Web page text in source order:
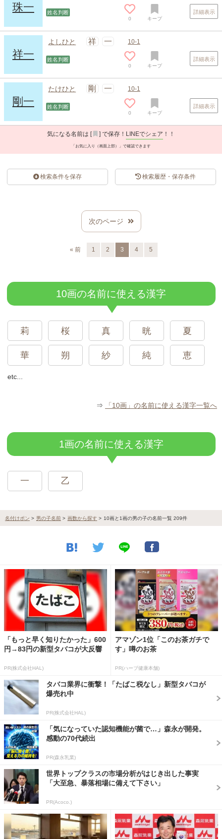
珠一 姓名判断
0 キープ
詳細表示
祥一
よしひと 祥 一 10-1
姓名判断
0 キープ
詳細表示
剛一
たけひと 剛 一 10-1
姓名判断
0 キープ
詳細表示
気になる名前は [ ] で保存！ LINEでシェア ！！
「お気に入り（画面上部）」で確認できます
検索条件を保存 検索履歴・保存条件
次のページ
« 前 1 2 3 4 5
10画の名前に使える漢字
莉 桜 真 晄 夏
華 朔 紗 純 恵
etc...
⇒ 「10画」の名前に使える漢字一覧へ
1画の名前に使える漢字
一 乙
名付けポン > 男の子名前 > 画数から探す > 10画と1画の男の子の名前一覧 209件
「もっと早く知りたかった」600
円→83円の新型タバコが大反響
PR(株式会社HAL)
アマゾン1位「このお茶ガチで
す」噂のお茶
PR(ハーブ健康本舗)
タバコ業界に衝撃！「たばこ税なし」新型タバコが
爆売れ中
PR(株式会社HAL)
「気になっていた認知機能が菌で…」森永が開発。
感動の70代続出
PR(森永乳業)
世界トップクラスの市場分析がはじき出した事実
「大至急、暴落相場に備えて下さい」
PR(Acoco.)